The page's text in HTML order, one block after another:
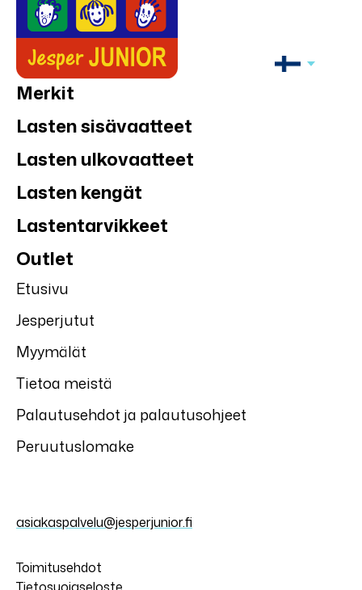
Merkit
Lasten sisävaatteet
Lasten ulkovaatteet
Lasten kengät
Lastentarvikkeet
Outlet
Etusivu
Jesperjutut
Myymälät
Tietoa meistä
Palautusehdot ja palautusohjeet
Peruutuslomake
asiakaspalvelu@jesperjunior.fi
Toimitusehdot